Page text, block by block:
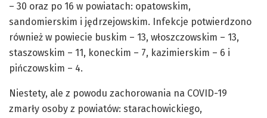
– 30 oraz po 16 w powiatach: opatowskim,
sandomierskim i jędrzejowskim. Infekcje potwierdzono
również w powiecie buskim – 13, włoszczowskim – 13,
staszowskim – 11, koneckim – 7, kazimierskim – 6 i
pińczowskim – 4.
Niestety, ale z powodu zachorowania na COVID-19
zmarły osoby z powiatów: starachowickiego,